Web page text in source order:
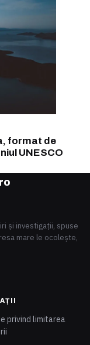
format de
UNESCO
și investigații, spuse
mare le ocolește,
privind limitarea